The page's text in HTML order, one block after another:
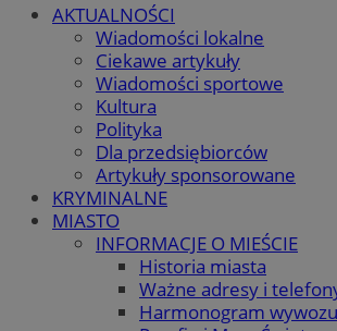
AKTUALNOŚCI
Wiadomości lokalne
Ciekawe artykuły
Wiadomości sportowe
Kultura
Polityka
Dla przedsiębiorców
Artykuły sponsorowane
KRYMINALNE
MIASTO
INFORMACJE O MIEŚCIE
Historia miasta
Ważne adresy i
Harmonogram